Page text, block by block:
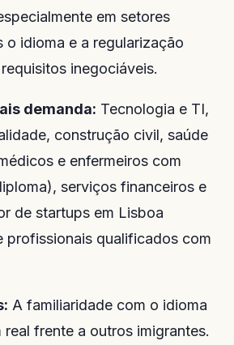
em setores
o idioma e a regularização
inegociáveis.
demanda: Tecnologia e TI,
construção civil, saúde
e enfermeiros com
serviços financeiros e
de startups em Lisboa
profissionais qualificados com
A familiaridade com o idioma
real frente a outros imigrantes.